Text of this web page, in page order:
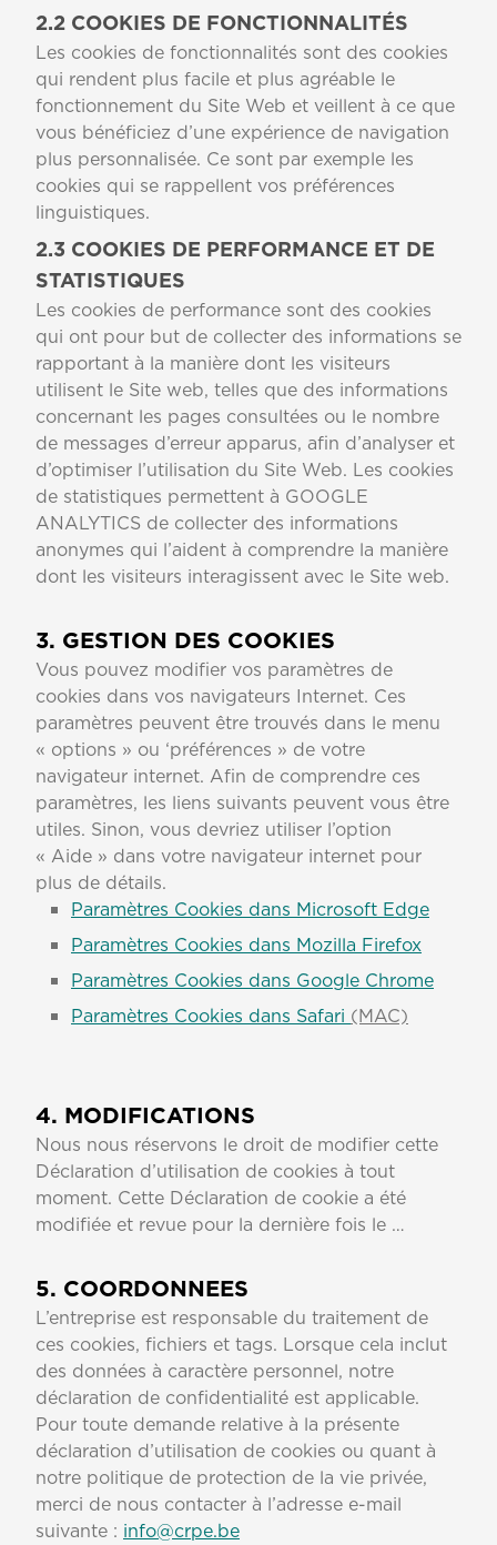
2.2 COOKIES DE FONCTIONNALITÉS
Les cookies de fonctionnalités sont des cookies
qui rendent plus facile et plus agréable le
fonctionnement du Site Web et veillent à ce que
vous bénéficiez d’une expérience de navigation
plus personnalisée. Ce sont par exemple les
cookies qui se rappellent vos préférences
linguistiques.
2.3 COOKIES DE PERFORMANCE ET DE
STATISTIQUES
Les cookies de performance sont des cookies
qui ont pour but de collecter des informations se
rapportant à la manière dont les visiteurs
utilisent le Site web, telles que des informations
concernant les pages consultées ou le nombre
de messages d’erreur apparus, afin d’analyser et
d’optimiser l’utilisation du Site Web. Les cookies
de statistiques permettent à GOOGLE
ANALYTICS de collecter des informations
anonymes qui l’aident à comprendre la manière
dont les visiteurs interagissent avec le Site web.
3. GESTION DES COOKIES
Vous pouvez modifier vos paramètres de
cookies dans vos navigateurs Internet. Ces
paramètres peuvent être trouvés dans le menu
« options » ou ‘préférences » de votre
navigateur internet. Afin de comprendre ces
paramètres, les liens suivants peuvent vous être
utiles. Sinon, vous devriez utiliser l’option
« Aide » dans votre navigateur internet pour
plus de détails.
Paramètres Cookies dans Microsoft Edge
Paramètres Cookies dans Mozilla Firefox
Paramètres Cookies dans Google Chrome
Paramètres Cookies dans Safari (MAC)
4. MODIFICATIONS
Nous nous réservons le droit de modifier cette
Déclaration d’utilisation de cookies à tout
moment. Cette Déclaration de cookie a été
modifiée et revue pour la dernière fois le …
5. COORDONNEES
L’entreprise est responsable du traitement de
ces cookies, fichiers et tags. Lorsque cela inclut
des données à caractère personnel, notre
déclaration de confidentialité est applicable.
Pour toute demande relative à la présente
déclaration d’utilisation de cookies ou quant à
notre politique de protection de la vie privée,
merci de nous contacter à l’adresse e-mail
suivante : info@crpe.be